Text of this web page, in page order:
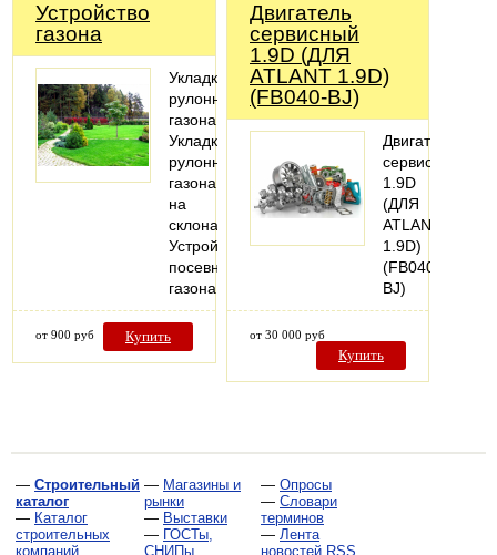
Устройство
газона
Укладка
рулонного
газона
Укладка
рулонного
газона
на
склонах
Устройство
посевного
газона
от 900 руб Купить
Двигатель
сервисный
1.9D (ДЛЯ
ATLANT 1.9D)
(FB040-BJ)
Двигатель
сервисный
1.9D
(ДЛЯ
ATLANT
1.9D)
(FB040-
BJ)
от 30 000 руб
Купить
— Строительный
каталог
— Каталог
строительных
компаний
— Магазины и
рынки
— Выставки
— ГОСТы,
СНИПы,
— Опросы
— Словари
терминов
— Лента
новостей RSS